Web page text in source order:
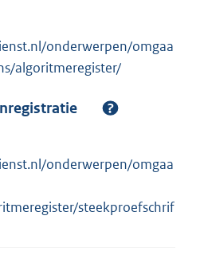
onderwerpen/omgaa
algoritmeregister/
onderwerpen/omgaa
steekproefschrif